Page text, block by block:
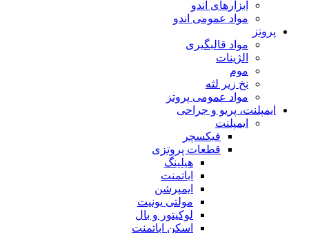
ابزارهای اندو
مواد عمومی اندو
پروتز
مواد قالبگیری
الژینات
موم
نخ زیر لثه
مواد عمومی پروتز
ایمپلنت، پریو و جراحی
ایمپلنت
فیکسچر
قطعات پروتزی
هیلینگ
اباتمنت
ایمپرشن
مولتی یونیت
لوکیتور و بال
اسکن اباتمنت